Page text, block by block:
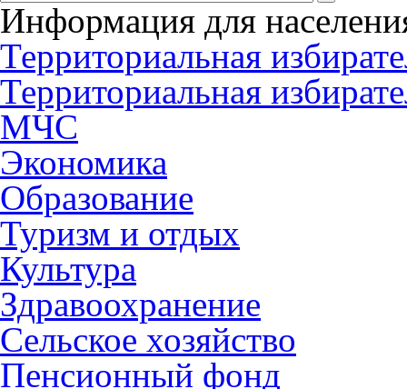
Информация для
Территориальная
Территориальная
МЧС
Экономика
Образование
Туризм и отдых
Культура
Здравоохранение
Сельское хозяйство
Пенсионный фонд